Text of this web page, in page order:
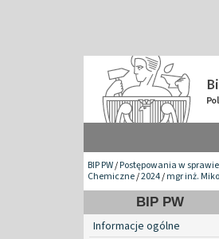
BIP PW/Postępowania w
Chemiczne/2024/mgr inż.
BIP PW
Informacje ogólne